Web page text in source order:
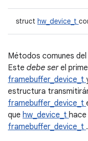
struct hw_device_t
Métodos comunes
Este debe serel
framebuffer_device_t
estructura
framebuffer_device_t
que hw_device_t hace
framebuffer_device_t .